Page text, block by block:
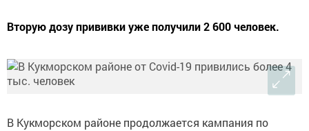
Вторую дозу прививки уже получили 2 600 человек.
В Кукморском районе продолжается кампания по